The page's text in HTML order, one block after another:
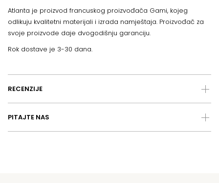
Atlanta je proizvod francuskog proizvođača Gami, kojeg
odlikuju kvalitetni materijali i izrada namještaja. Proizvođač za
svoje proizvode daje dvogodišnju garanciju.
Rok dostave je 3-30 dana.
RECENZIJE
PITAJTE NAS